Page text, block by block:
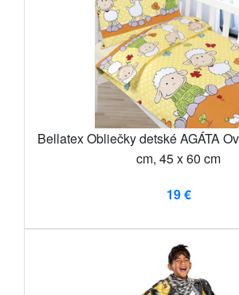
Bellatex Obliečky detské AGÁTA
cm, 45 x 60 cm
19 €